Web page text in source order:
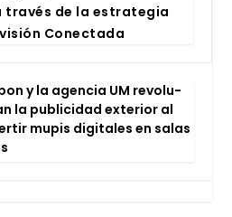
tra­vés de la estra­te­gia
Conec­ta­da
y la agen­cia UM revo­lu­
la publi­ci­dad exte­rior al
mupis digi­ta­les en salas